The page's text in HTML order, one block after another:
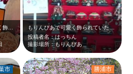
ヒルトンホテル成田で、可愛く飾られていたので撮りました。
もりんぴあで可愛く飾られていたので撮りました。
投稿者名：はっちん
撮影場所：もりんぴあ
市 勝浦市